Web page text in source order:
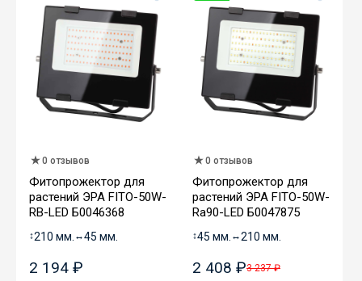
0 отзывов
Фитопрожектор для
растений ЭРА FITO-50W-
RB-LED Б0046368
↕210 мм. ↔45 мм.
2 194 ₽
0 отзывов
Фитопрожектор для
растений ЭРА FITO-50W-
Ra90-LED Б0047875
↕45 мм. ↔210 мм.
2 408 ₽3 237 ₽